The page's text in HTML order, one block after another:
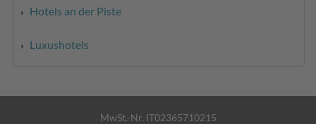
Hotels an der Piste
Luxushotels
MwSt.-Nr. IT02365710215